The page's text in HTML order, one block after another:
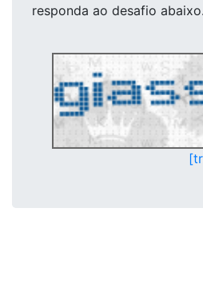
responda ao desafio abaixo.